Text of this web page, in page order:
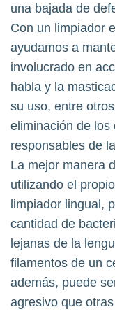
una bajada de
Con un limpiador
ayudamos a
involucrado en
habla y la
su uso, entre
eliminación de los
responsables de
La mejor manera
utilizando el
limpiador lingual,
cantidad de
lejanas de la
filamentos de un
además, puede
agresivo que